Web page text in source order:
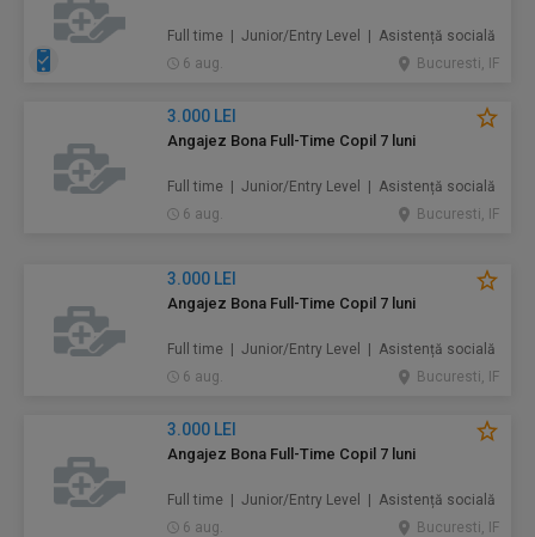
Full time | Junior/Entry Level | Asistență socială
6 aug.
Bucuresti, IF
3.000 LEI
Angajez Bona Full-Time Copil 7 luni
Full time | Junior/Entry Level | Asistență socială
6 aug.
Bucuresti, IF
3.000 LEI
Angajez Bona Full-Time Copil 7 luni
Full time | Junior/Entry Level | Asistență socială
6 aug.
Bucuresti, IF
3.000 LEI
Angajez Bona Full-Time Copil 7 luni
Full time | Junior/Entry Level | Asistență socială
6 aug.
Bucuresti, IF